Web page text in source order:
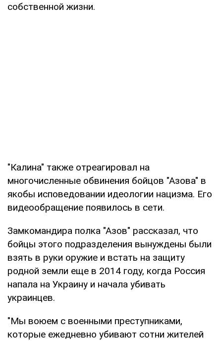
собственной жизни.
"Калина" также отреагировал на
многочисленные обвинения бойцов "Азова" в
якобы исповедовании идеологии нацизма. Его
видеообращение появилось в сети.
Замкомандира полка "Азов" рассказал, что
бойцы этого подразделения вынуждены были
взять в руки оружие и встать на защиту
родной земли еще в 2014 году, когда Россия
напала на Украину и начала убивать
украинцев.
"Мы воюем с военными преступниками,
которые ежедневно убивают сотни жителей